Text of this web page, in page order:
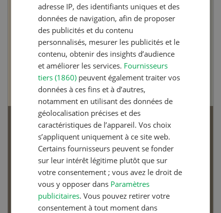
Articles biologiques
Dossier Articles biologiques
adresse IP, des identifiants uniques et des
données de navigation, afin de proposer
des publicités et du contenu
personnalisés, mesurer les publicités et le
contenu, obtenir des insights d’audience
et améliorer les services. Fournisseurs
tiers (1860) peuvent également traiter vos
données à ces fins et à d’autres,
notamment en utilisant des données de
géolocalisation précises et des
caractéristiques de l’appareil. Vos choix
s’appliquent uniquement à ce site web.
Certains fournisseurs peuvent se fonder
sur leur intérêt légitime plutôt que sur
votre consentement ; vous avez le droit de
vous y opposer dans Paramètres
publicitaires. Vous pouvez retirer votre
consentement à tout moment dans